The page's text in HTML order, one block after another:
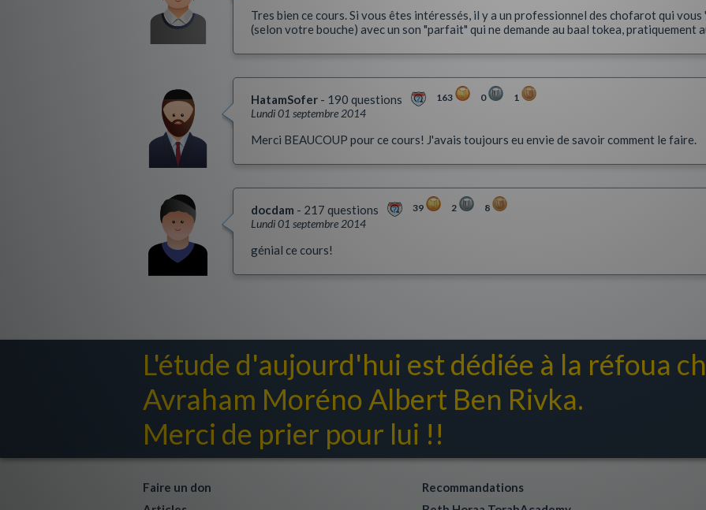
Tres bien ce cours. Si vous êtes intéressés, il y a un professionnel des chofarot qui
(selon votre bouche) avec un son "parfait" qui ne demande au baal tokea,
HatamSofer 190 questions 163 0 1
Lundi 01 septembre 2014
Merci BEAUCOUP pour ce cours! J'avais toujours eu envie de savoir comment le faire.
docdam 217 questions 39 2 8
Lundi 01 septembre 2014
génial ce cours!
L'étude d'aujourd'hui est dédiée à la réfoua
Avraham Moréno Albert Ben Rivka.
Merci de prier pour lui !!
Faire un don
Recommandations